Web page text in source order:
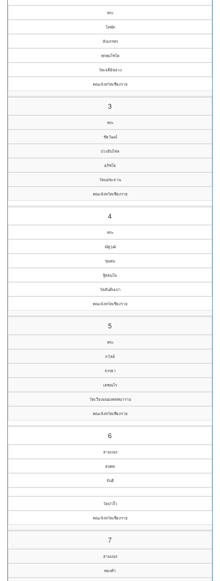
พระ
โสฬส
สังมรรทร
พฺรหฺมโชโต
วัดเจดีย์หลวง
คณะจังหวัดเชียงราย
3
พระ
ชัยวัฒน์
ปวงอินไหล
อภิชโย
วัดแม่ขะจาน
คณะจังหวัดเชียงราย
4
พระ
ณัฐวุฒิ
ขุนสม
ฐิตธมฺโม
วัดสันต้นเปา
คณะจังหวัดเชียงราย
5
พระ
ถวัลย์
จรรยา
เตชณโร
วัดเวียงมนมงคลพนาราม
คณะจังหวัดเชียงราย
6
สามเณร
ธนพล
จันธิ
วัดป่างิ้ว
คณะจังหวัดเชียงราย
7
สามเณร
ทองคำ